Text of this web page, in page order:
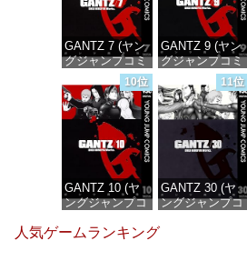
GANTZ 7 (ヤン
グジャンプコミ
ックスDIGITAL)
価格：¥100
GANTZ 9 (ヤン
グジャンプコミ
ックスDIGITAL)
価格：¥100
10位
GANTZ 10 (ヤ
ングジャンプコ
DIGITAL)
11位
GANTZ 30 (ヤ
ングジャンプコ
人気ゲームランキング